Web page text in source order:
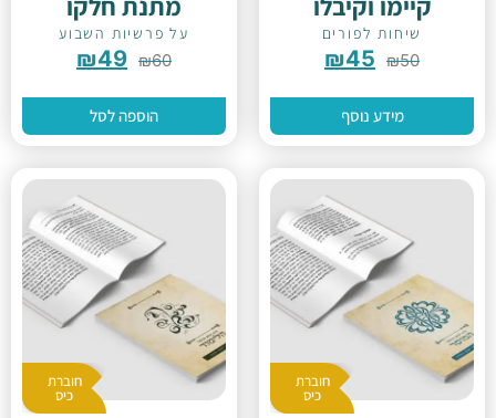
שיחות לפורים
₪50
₪45
מידע נוסף
על פרשיות השבוע
₪60
₪49
הוספה לסל
חוברת
כיס
חוברת
כיס